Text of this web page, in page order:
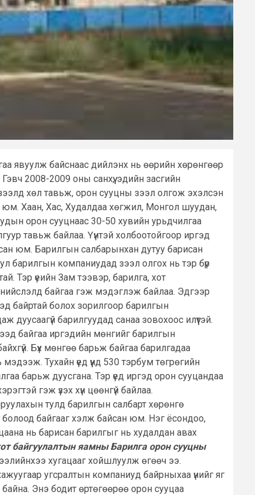
явуулж байснаас дийлэнх нь өөрийн хөрөнгөөр
2008-2009 оны санхүү, эдийн засгийн
хөл тавьж, орон сууцны зээл олгож эхэлсэн
юм. Хаан, Хас, Худалдаа хөгжил, Монгол шуудан,
орон сууцнаас 30-50 хувийн урьдчилгаа
тавьж байлаа. Үүнтэй холбоотойгоор иргэд
юм. Барилгын салбарынхан дутуу барисан
барилгын компаниудад зээл олгох нь тэр бүр
Тэр үеийн Зам тээвэр, барилга, хот
байгаа гэж мэдэглэж байлаа. Эдгээр
байртай болох зорилгоор барилгын
барилгуудад санаа зовохоос илүүтэй.
байгаа иргэдийн мөнгийг барилгын
Бүх мөнгөө барьж байгаа барилгадаа
Тухайн үед үүнд 530 тэрбум төгрөгийн
барьж дуусгана. Тэр үед иргэд орон сууцандаа
гэж үзэх хүн цөөнгүй байлаа.
тулд барилгын салбарт хөрөнгө
болоод байгааг хэлж байсан юм. Нэг ёсондоо,
нь барисан барилгыг нь худалдан авах
байгуулалтын яамны Барилга орон сууцны
хугацааг хойшлуулж өгөөч ээ.
угсралтын компаниуд байрныхаа үнийг яг
Энэ бодит өртөгөөрөө орон сууцаа